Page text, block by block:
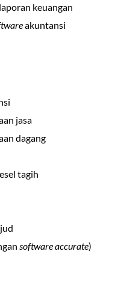
keuangan
akuntansi
jasa
dagang
tagih
softwareaccurate)